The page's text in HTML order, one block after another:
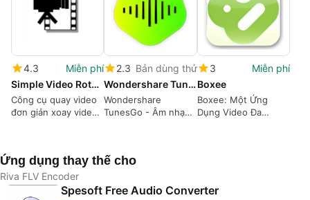
4.3
Miễn phí
Simple Video Rotator
Công cụ quay video
đơn giản xoay video
2.3 Bản dùng thử
Wondershare TunesGo
Wondershare
TunesGo - Âm nhạc
3
Miễn phí
Boxee
Boxee: Một Ứng
Dụng Video Đa
Ứng dụng thay thế cho
Riva FLV Encoder
Spesoft Free Audio Converter